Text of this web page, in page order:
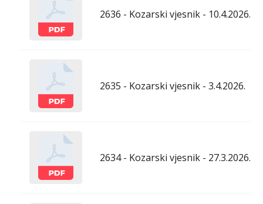
2636 - Kozarski vjesnik - 10.4.2026.
2635 - Kozarski vjesnik - 3.4.2026.
2634 - Kozarski vjesnik - 27.3.2026.